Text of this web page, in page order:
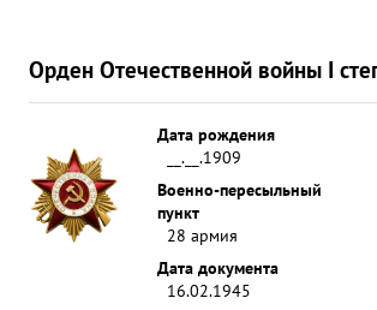
Орден Отечественной войны I
Дата рождения
__.__.1909
Военно-пересыльный
пункт
28 армия
Дата документа
16.02.1945